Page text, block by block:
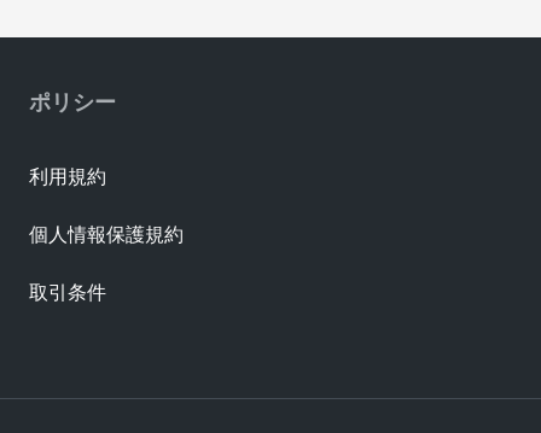
ポリシー
利用規約
個人情報保護規約
取引条件